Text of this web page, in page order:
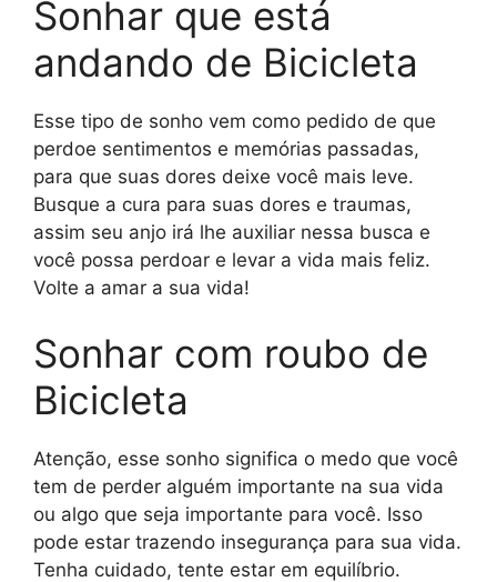
Sonhar que está
andando de Bicicleta
Esse tipo de sonho vem como pedido de que
perdoe sentimentos e memórias passadas,
para que suas dores deixe você mais leve.
Busque a cura para suas dores e traumas,
assim seu anjo irá lhe auxiliar nessa busca e
você possa perdoar e levar a vida mais feliz.
Volte a amar a sua vida!
Sonhar com roubo de
Bicicleta
Atenção, esse sonho significa o medo que você
tem de perder alguém importante na sua vida
ou algo que seja importante para você. Isso
pode estar trazendo insegurança para sua vida.
Tenha cuidado, tente estar em equilíbrio.